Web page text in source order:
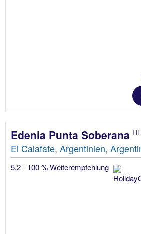
Edenia Punta Soberana
El Calafate, Argentinien,
5.2 - 100 % Weiterempfehlung